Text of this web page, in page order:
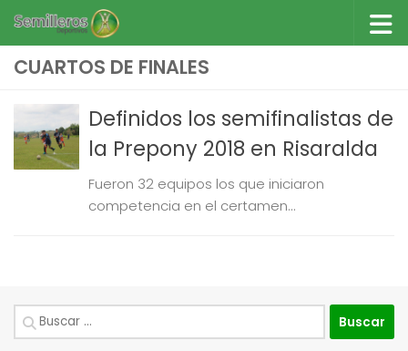
Saltar al contenido
CUARTOS DE FINALES
Definidos los semifinalistas de
la Prepony 2018 en Risaralda
Fueron 32 equipos los que iniciaron
competencia en el certamen...
Buscar: